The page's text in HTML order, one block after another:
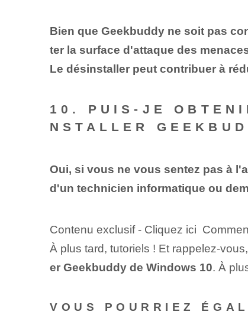
Bien que Geekbuddy ne soit pas
ter la surface d'attaque des
Le désinstaller peut contribuer à
10. PUIS-JE
NSTALLER
Oui, si vous ne vous sentez pas à
d'un technicien informatique ou
Contenu exclusif - Cliquez ici
À plus tard, tutoriels ! Et rappelez-
er Geekbuddy de Windows 10. À
VOUS POURRIEZ